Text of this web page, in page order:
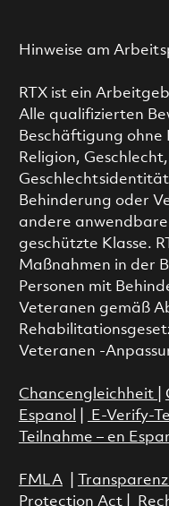
Hinweise am
RTX ist ein
Alle qualifizierten
Beschäftigung ohne
Religion,
Behinderung oder
andere
geschützte Klasse.
Maßnahmen in der
Personen mit
Veteranen gemäß
Veteranen -
Chancengleichheit
Espanol
E-Verify-
Teilnahme – en
FMLA|
Protection Act|